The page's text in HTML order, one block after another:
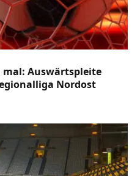
mal: Auswärtspleite
Nordost